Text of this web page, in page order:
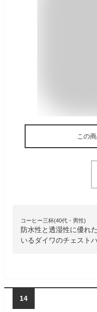
この
コーヒー三杯(40代・男性)
防水性と透湿性に優れ
いるダイワのチェスト
14